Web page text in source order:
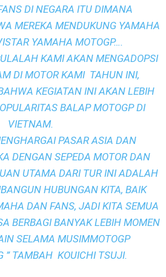
DI NEGARA ITU DIMANA
MEREKA MENDUKUNG YAMAHA
YAMAHA MOTOGP….
KAMI AKAN MENGADOPSI
DI MOTOR KAMI TAHUN INI,
KEGIATAN INI AKAN LEBIH
BALAP MOTOGP DI
VIETNAM.
PASAR ASIA DAN
DENGAN SEPEDA MOTOR DAN
UTAMA DARI TUR INI ADALAH
HUBUNGAN KITA, BAIK
DAN FANS, JADI KITA SEMUA
BERBAGI BANYAK LEBIH MOMEN
SELAMA MUSIMMOTOGP
” TAMBAH KOUICHI TSUJI.